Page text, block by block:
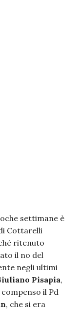
settimane è
Cottarelli
ritenuto
il no del
negli ultimi
Pisapia,
il Pd
, che si era